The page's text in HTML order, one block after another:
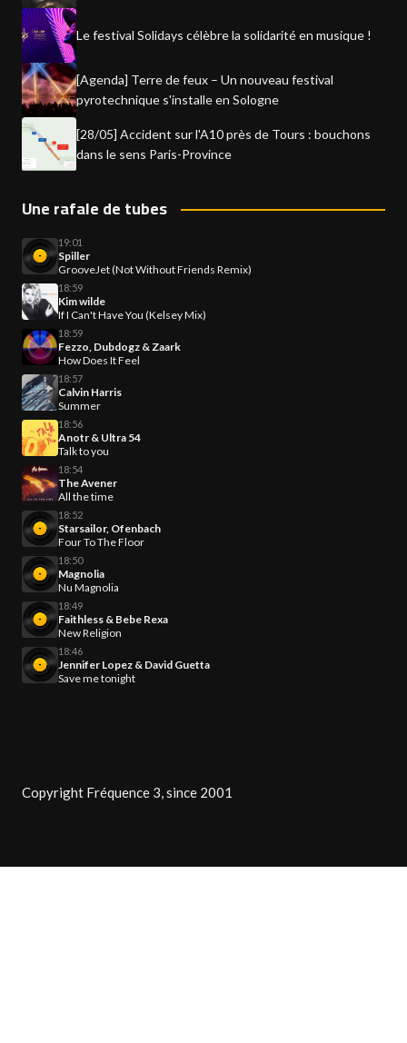
Le festival Solidays célèbre la solidarité en musique !
[Agenda] Terre de feux – Un nouveau festival
pyrotechnique s'installe en Sologne
[28/05] Accident sur l'A10 près de Tours : bouchons
dans le sens Paris-Province
Une rafale de tubes
19:01
Spiller
GrooveJet (Not Without Friends Remix)
18:59
Kim wilde
If I Can't Have You (Kelsey Mix)
18:59
Fezzo, Dubdogz & Zaark
How Does It Feel
18:57
Calvin Harris
Summer
18:56
Anotr & Ultra 54
Talk to you
18:54
The Avener
All the time
18:52
Starsailor, Ofenbach
Four To The Floor
18:50
Magnolia
Nu Magnolia
18:49
Faithless & Bebe Rexa
New Religion
18:46
Jennifer Lopez & David Guetta
Save me tonight
Copyright Fréquence 3, since 2001